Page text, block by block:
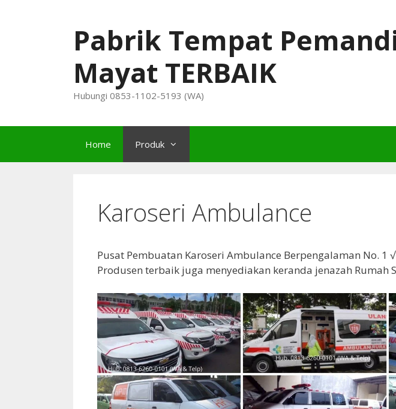
Pabrik Tempat
Mayat TERBAIK
Hubungi 0853-1102-5193 (WA)
Home Produk
Karoseri Ambulance
Pusat Pembuatan Karoseri Ambulance Berpengalaman No. 1
Produsen terbaik juga menyediakan keranda jenazah Rumah